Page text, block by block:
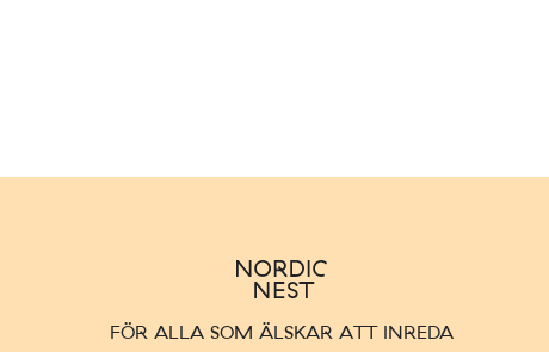
FÖR ALLA SOM ÄLSKAR ATT INREDA